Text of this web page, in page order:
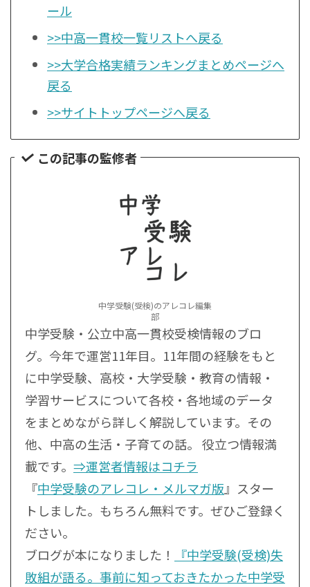
ール
>>中高一貫校一覧リストへ戻る
>>大学合格実績ランキングまとめページへ
戻る
>>サイトトップページへ戻る
この記事の監修者
中学受験(受検)のアレコレ編集
部
中学受験・公立中高一貫校受検情報のブロ
グ。今年で運営11年目。11年間の経験をもと
に中学受験、高校・大学受験・教育の情報・
学習サービスについて各校・各地域のデータ
をまとめながら詳しく解説しています。その
他、中高の生活・子育ての話。 役立つ情報満
載です。 ⇒運営者情報はコチラ
『中学受験のアレコレ・メルマガ版』スター
トしました。もちろん無料です。ぜひご登録く
ださい。
ブログが本になりました！
『中学受験(受検)失
敗組が語る。事前に知っておきたかった中学受